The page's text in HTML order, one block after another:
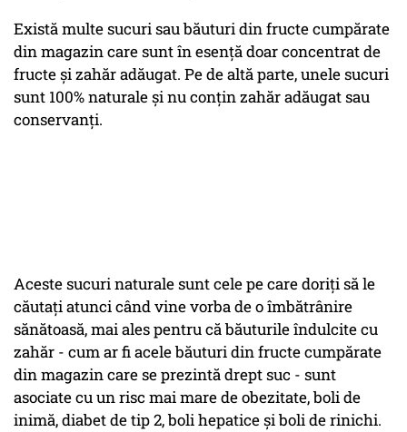
Există multe sucuri sau băuturi din fructe cumpărate
din magazin care sunt în esență doar concentrat de
fructe și zahăr adăugat. Pe de altă parte, unele sucuri
sunt 100% naturale și nu conțin zahăr adăugat sau
conservanți.
Aceste sucuri naturale sunt cele pe care doriți să le
căutați atunci când vine vorba de o îmbătrânire
sănătoasă, mai ales pentru că băuturile îndulcite cu
zahăr - cum ar fi acele băuturi din fructe cumpărate
din magazin care se prezintă drept suc - sunt
asociate cu un risc mai mare de obezitate, boli de
inimă, diabet de tip 2, boli hepatice și boli de rinichi.